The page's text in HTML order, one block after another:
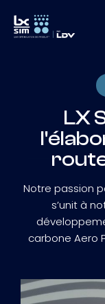
LX
Notre passion
s’unit à
carbone Aero